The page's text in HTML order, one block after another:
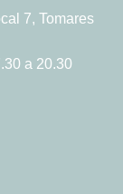
7, Tomares
a 20.30